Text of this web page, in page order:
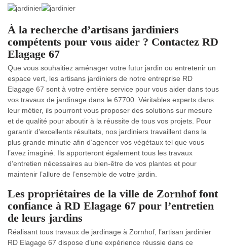
À la recherche d’artisans jardiniers
compétents pour vous aider ? Contactez RD
Elagage 67
Que vous souhaitiez aménager votre futur jardin ou entretenir un
espace vert, les artisans jardiniers de notre entreprise RD
Elagage 67 sont à votre entière service pour vous aider dans tous
vos travaux de jardinage dans le 67700. Véritables experts dans
leur métier, ils pourront vous proposer des solutions sur mesure
et de qualité pour aboutir à la réussite de tous vos projets. Pour
garantir d’excellents résultats, nos jardiniers travaillent dans la
plus grande minutie afin d’agencer vos végétaux tel que vous
l’avez imaginé. Ils apporteront également tous les travaux
d’entretien nécessaires au bien-être de vos plantes et pour
maintenir l’allure de l’ensemble de votre jardin.
Les propriétaires de la ville de Zornhof font
confiance à RD Elagage 67 pour l’entretien
de leurs jardins
Réalisant tous travaux de jardinage à Zornhof, l’artisan jardinier
RD Elagage 67 dispose d’une expérience réussie dans ce